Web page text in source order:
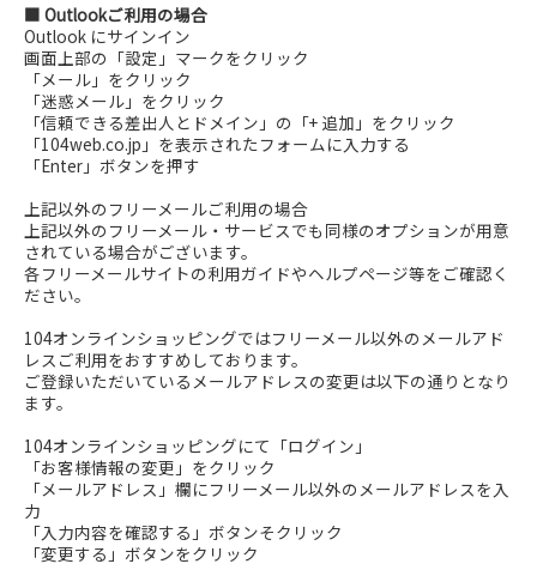
■ Outlookご利用の場合
Outlook にサインイン
画面上部の「設定」マークをクリック
「メール」をクリック
「迷惑メール」をクリック
「信頼できる差出人とドメイン」の「+ 追加」をクリック
「104web.co.jp」を表示されたフォームに入力する
「Enter」ボタンを押す
上記以外のフリーメールご利用の場合
上記以外のフリーメール・サービスでも同様のオプションが用意
されている場合がございます。
各フリーメールサイトの利用ガイドやヘルプページ等をご確認く
ださい。
104オンラインショッピングではフリーメール以外のメールアド
レスご利用をおすすめしております。
ご登録いただいているメールアドレスの変更は以下の通りとなり
ます。
104オンラインショッピングにて「ログイン」
「お客様情報の変更」をクリック
「メールアドレス」欄にフリーメール以外のメールアドレスを入
力
「入力内容を確認する」ボタンそクリック
「変更する」ボタンをクリック